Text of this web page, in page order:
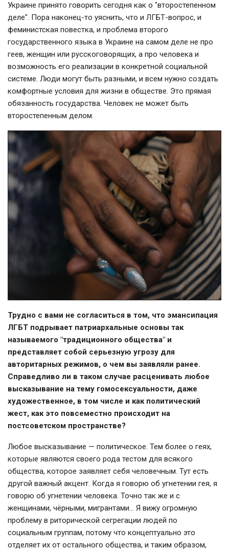
Украине принято говорить сегодня как о "второстепенном
деле". Пора наконец-то уяснить, что и ЛГБТ-вопрос, и
феминистская повестка, и проблема второго
государственного языка в Украине на самом деле не про
геев, женщин или русскоговорящих, а про человека и
возможность его реализации в конкретной социальной
системе. Люди могут быть разными, и всем нужно создать
комфортные условия для жизни в обществе. Это прямая
обязанность государства. Человек не может быть
второстепенным делом.
Трудно с вами не согласиться в том, что эмансипация
ЛГБТ подрывает патриархальные основы так
называемого "традиционного общества" и
представляет собой серьезную угрозу для
авторитарных режимов, о чем вы заявляли ранее.
Справедливо ли в таком случае расценивать любое
высказывание на тему гомосексуальности, даже
художественное, в том числе и как политический
жест, как это повсеместно происходит на
постсоветском пространстве?
Любое высказывание — политическое. Тем более о геях,
которые являются своего рода тестом для всякого
общества, которое заявляет себя человечным. Тут есть
другой важный акцент. Когда я говорю об угнетении гея, я
говорю об угнетении человека. Точно так же и с
женщинами, чёрными, мигрантами… Я вижу огромную
проблему в риторической сегрегации людей по
социальным группам, потому что концептуально это
отделяет их от остального общества, и таким образом,